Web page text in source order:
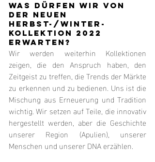
WAS DÜRFEN WIR VON
DER NEUEN
HERBST-/WINTER-
KOLLEKTION 2022
ERWARTEN?
Wir werden weiterhin Kollektionen
zeigen, die den Anspruch haben, den
Zeitgeist zu treffen, die Trends der Märkte
zu erkennen und zu bedienen. Uns ist die
Mischung aus Erneuerung und Tradition
wichtig. Wir setzen auf Teile, die innovativ
hergestellt werden, aber die Geschichte
unserer Region (Apulien), unserer
Menschen und unserer DNA erzählen.